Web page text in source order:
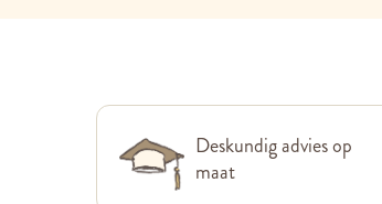
Deskundig advies op
maat